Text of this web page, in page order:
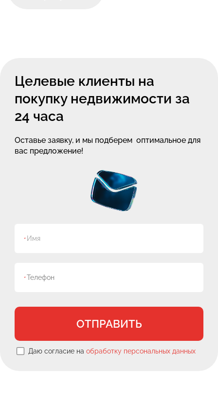
Целевые клиенты на
покупку недвижимости за
24 часа
Оставье заявку, и мы подберем оптимальное для
вас предложение!
*
*
ОТПРАВИТЬ
Даю согласие на обработку персональных данных